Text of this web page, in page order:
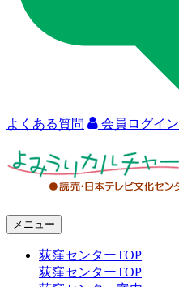
よくある質問 会員ログイン
メニュー
荻窪センターTOP
荻窪センターTOP